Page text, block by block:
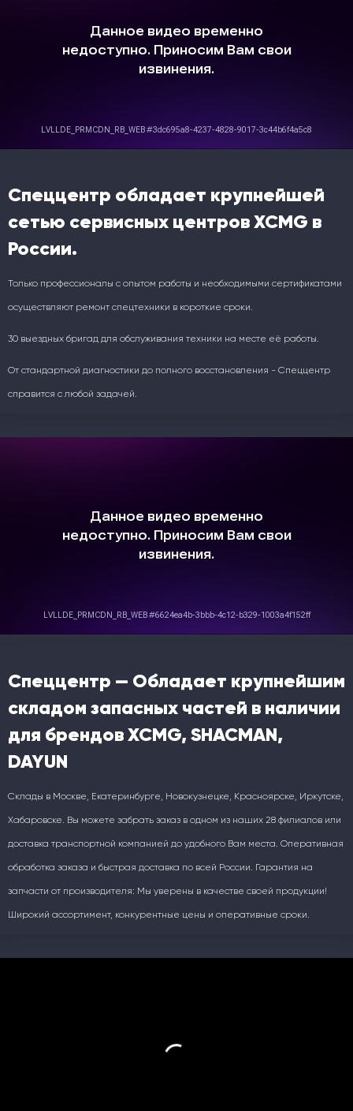
Спеццентр обладает крупнейшей
сетью сервисных центров XCMG в
России.
Только профессионалы с опытом работы и необходимыми сертификатами
осуществляют ремонт спецтехники в короткие сроки.
30 выездных бригад для обслуживания техники на месте её работы.
От стандартной диагностики до полного восстановления - Спеццентр
справится с любой задачей.
Спеццентр — Обладает крупнейшим
складом запасных частей в наличии
для брендов XCMG, SHACMAN,
DAYUN
Склады в Москве, Екатеринбурге, Новокузнецке, Красноярске, Иркутске,
Хабаровске. Вы можете забрать заказ в одном из наших 28 филиалов или
доставка транспортной компанией до удобного Вам места. Оперативная
обработка заказа и быстрая доставка по всей России. Гарантия на
запчасти от производителя: Мы уверены в качестве своей продукции!
Широкий ассортимент, конкурентные цены и оперативные сроки.